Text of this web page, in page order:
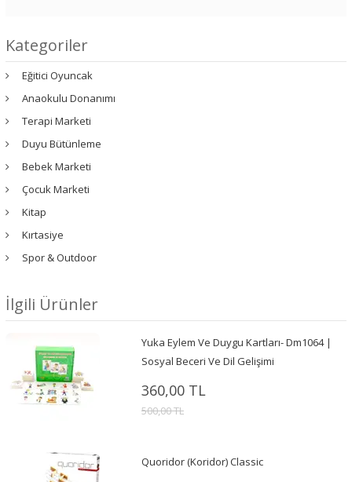
Kategoriler
Eğitici Oyuncak
Anaokulu Donanımı
Terapi Marketi
Duyu Bütünleme
Bebek Marketi
Çocuk Marketi
Kitap
Kırtasiye
Spor & Outdoor
İlgili Ürünler
Yuka Eylem Ve Duygu Kartları- Dm1064 |
Sosyal Beceri Ve Dil Gelişimi
360,00 TL
500,00 TL
Quoridor (Koridor) Classic